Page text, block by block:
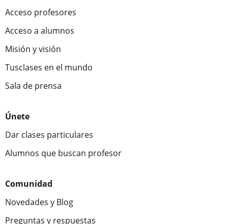
Acceso profesores
Acceso a alumnos
Misión y visión
Tusclases en el mundo
Sala de prensa
Únete
Dar clases particulares
Alumnos que buscan profesor
Comunidad
Novedades y Blog
Preguntas y respuestas